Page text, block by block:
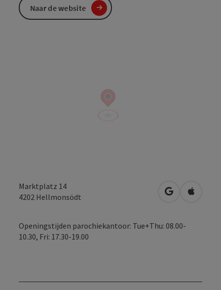
Marktplatz 14
4202 Hellmonsödt Openen in
Openingstijden parochiekantoor: Tue+Thu: 08.00-
10.30, Fri: 17.30-19.00
Naar de website